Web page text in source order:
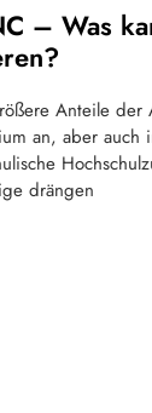
– Was
Anteile der
an, aber auch
drängen